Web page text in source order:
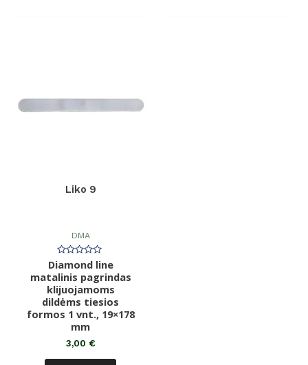
Liko 9
DMA
Įvertinimas:
0
iš
5
Diamond line
matalinis pagrindas
klijuojamoms
dildėms tiesios
formos 1 vnt., 19×178
mm
3,00 €